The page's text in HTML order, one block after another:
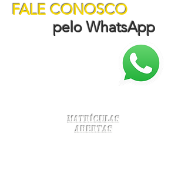
FALE CONOSCO
pelo WhatsApp
Matrículas
Abertas